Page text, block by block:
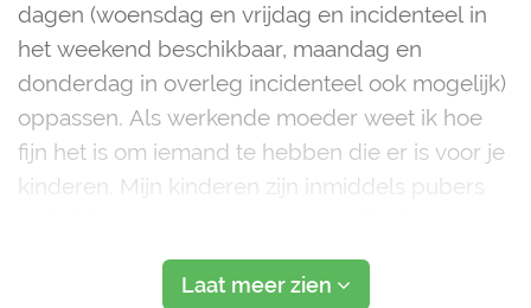
dagen (woensdag en vrijdag en incidenteel in
het weekend beschikbaar, maandag en
donderdag in overleg incidenteel ook mogelijk)
oppassen. Als werkende moeder weet ik hoe
fijn het is om iemand te hebben die er is voor je
kinderen. Mijn kinderen zijn inmiddels pubers
Over mij: creatief, graag buiten, lezer,
Laat meer zien